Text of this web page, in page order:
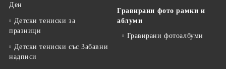
Ден
Детски тениски за
празници
Детски тениски със Забавни
надписи
Гравирани фото рамки и
аблуми
Гравирани фотоалбуми